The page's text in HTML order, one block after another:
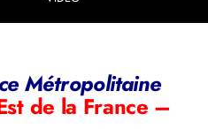
Métropolitaine
de la France –